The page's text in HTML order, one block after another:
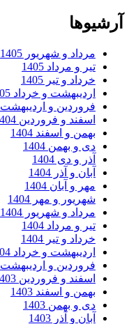
آرشیوها
مرداد و شهریور 1405
تیر و مرداد 1405
خرداد و تیر 1405
اردیبهشت و خرداد 1405
فروردین و اردیبهشت 1405
اسفند و فروردین 1404
بهمن و اسفند 1404
دی و بهمن 1404
آذر و دی 1404
آبان و آذر 1404
مهر و آبان 1404
شهریور و مهر 1404
مرداد و شهریور 1404
تیر و مرداد 1404
خرداد و تیر 1404
اردیبهشت و خرداد 1404
فروردین و اردیبهشت 1404
اسفند و فروردین 1403
بهمن و اسفند 1403
دی و بهمن 1403
آبان و آذر 1403